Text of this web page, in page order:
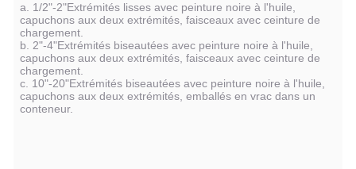
a. 1/2"-2"Extrémités lisses avec peinture noire à l'huile,
capuchons aux deux extrémités, faisceaux avec ceinture de
chargement.
b. 2"-4"Extrémités biseautées avec peinture noire à l'huile,
capuchons aux deux extrémités, faisceaux avec ceinture de
chargement.
c. 10"-20"Extrémités biseautées avec peinture noire à l'huile,
capuchons aux deux extrémités, emballés en vrac dans un
conteneur.